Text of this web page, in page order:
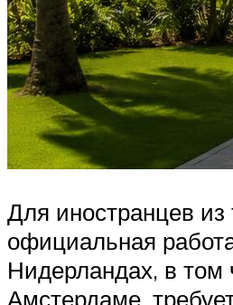
Для иностранцев из
официальная
Нидерландах, в том
Амстердаме,